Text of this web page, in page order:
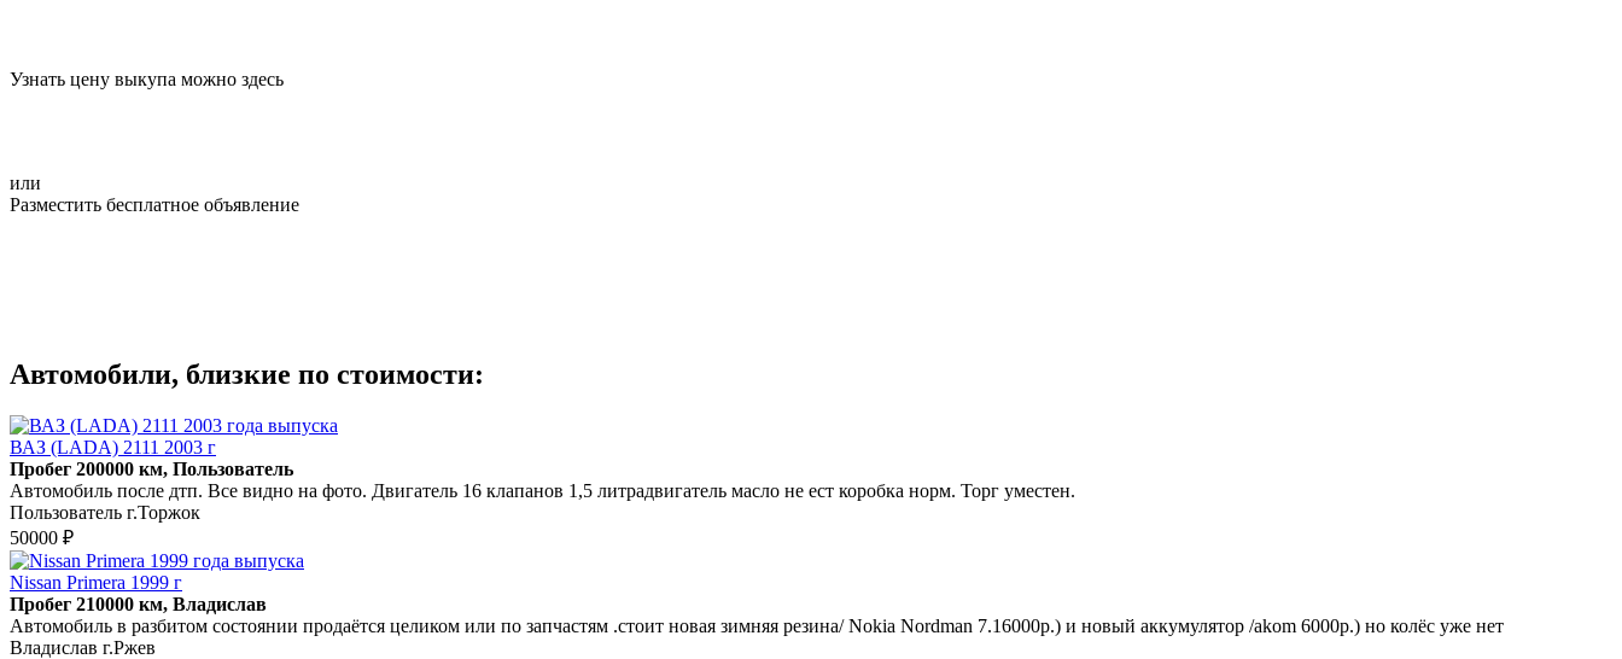
Узнать цену выкупа можно здесь
или
Разместить бесплатное объявление
Автомобили, близкие по стоимости:
ВАЗ (LADA) 2111 2003 г
Пробег 200000 км, Пользователь
Автомобиль после дтп. Все видно на фото. Двигатель 16 клапанов 1,5 литрадвигатель масло не ест коробка норм. Торг уместен.
Пользователь г.Торжок
50000 ₽
Nissan Primera 1999 г
Пробег 210000 км, Владислав
Автомобиль в разбитом состоянии продаётся целиком или по запчастям .стоит новая зимняя резина/ Nokia Nordman 7.16000p.) и новый аккумулятор /akom 6000p.) но колёс уже нет
Владислав г.Ржев